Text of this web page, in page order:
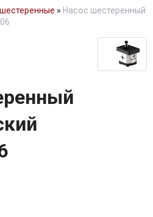
» Насос шестеренный